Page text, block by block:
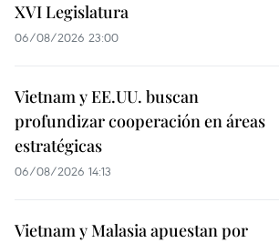
XVI Legislatura
06/08/2026 23:00
Vietnam y EE.UU. buscan
profundizar cooperación en áreas
estratégicas
06/08/2026 14:13
Vietnam y Malasia apuestan por